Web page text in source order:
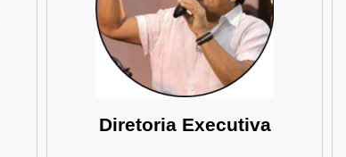
Diretoria Executiva